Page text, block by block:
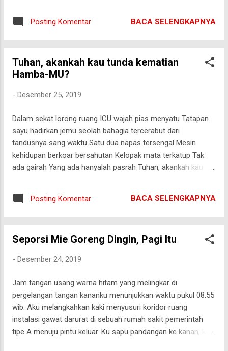
Posting Komentar BACA SELENGKAPNYA
Tuhan, akankah kau tunda kematian
Hamba-MU?
- Desember 25, 2019
Dalam sekat lorong ruang ICU wajah pias menyatu Tatapan
sayu hadirkan jemu seolah bahagia tercerabut dari
tandusnya sang waktu Satu dua napas tersengal Mesin
kehidupan berkoar bersahutan Kelopak mata terkatup Tak
ada gairah Yang ada hanyalah pasrah Tuhan, akankah kau
Posting Komentar BACA SELENGKAPNYA
Seporsi Mie Goreng Dingin, Pagi Itu
- Desember 24, 2019
Jam tangan usang warna hitam yang melingkar di
pergelangan tangan kananku menunjukkan waktu pukul 08.55
wib. Aku melangkahkan kaki menyusuri koridor ruang
instalasi gawat darurat di sebuah rumah sakit pemerintah
tipe A menuju pintu keluar. Ku sapu pandangan ke kanan, kiri,